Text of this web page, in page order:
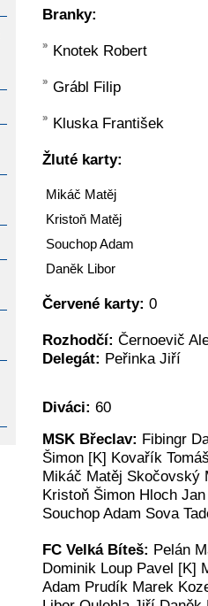
Branky:
Knotek Robert
Grábl Filip
Kluska František
Žluté karty:
Mikáč Matěj
Kristoň Matěj
Souchop Adam
Daněk Libor
Červené karty: 0
Rozhodčí: Černoevič
Delegát: Peřinka Jiří
Diváci: 60
MSK Břeclav: Fibingr
Šimon [K] Kovařík
Mikáč Matěj Skočovský
Kristoň Šimon Hloch
Souchop Adam Sova
FC Velká Bíteš: Pelán
Dominik Loup Pavel [K]
Adam Prudík Marek